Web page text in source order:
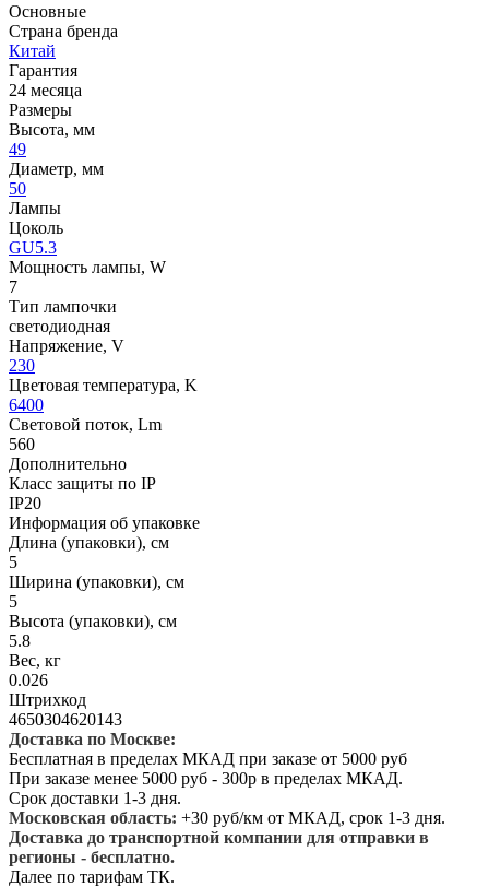
Основные
Страна бренда
Китай
Гарантия
24 месяца
Размеры
Высота, мм
49
Диаметр, мм
50
Лампы
Цоколь
GU5.3
Мощность лампы, W
7
Тип лампочки
светодиодная
Напряжение, V
230
Цветовая температура, K
6400
Световой поток, Lm
560
Дополнительно
Класс защиты по IP
IP20
Информация об упаковке
Длина (упаковки), см
5
Ширина (упаковки), см
5
Высота (упаковки), см
5.8
Вес, кг
0.026
Штрихкод
4650304620143
Доставка по Москве:
Бесплатная в пределах МКАД при заказе от 5000 руб
При заказе менее 5000 руб - 300р в пределах МКАД.
Срок доставки 1-3 дня.
Московская область: +30 руб/км от МКАД, срок 1-3 дня.
Доставка до транспортной компании для отправки в
регионы - бесплатно.
Далее по тарифам ТК.